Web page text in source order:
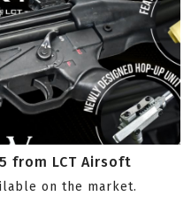
from LCT Airsoft
on the market.